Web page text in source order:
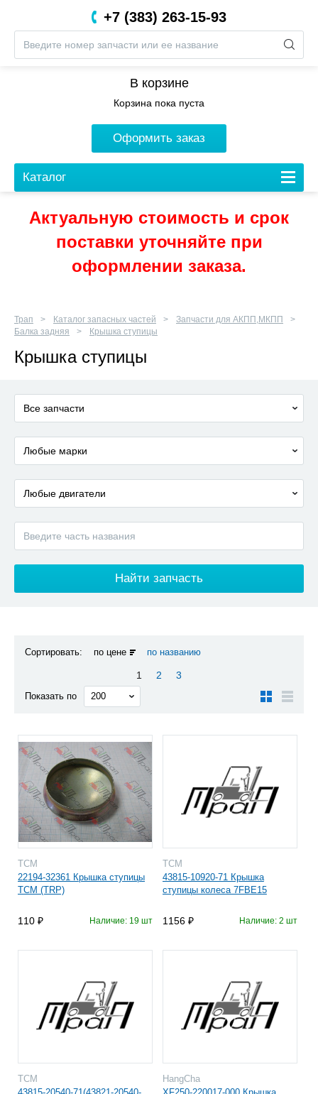
8 (800) 201-05-06
+7 (383) 263-15-93
В корзине
Корзина пока пуста
Оформить заказ
Каталог
Актуальную стоимость и срок
поставки уточняйте при
оформлении заказа.
Трап Каталог запасных частей
Запчасти для АКПП,МКПП
Балка задняя
Крышка ступицы
Крышка ступицы
Сортировать: по цене по названию
1 2 3
Показать по
TCM
22194-32361 Крышка ступицы
TCM (TRP)
110 Наличие: 19 шт
TCM
43815-10920-71 Крышка
ступицы колеса 7FBE15
1156 Наличие: 2 шт
TCM
HangCha